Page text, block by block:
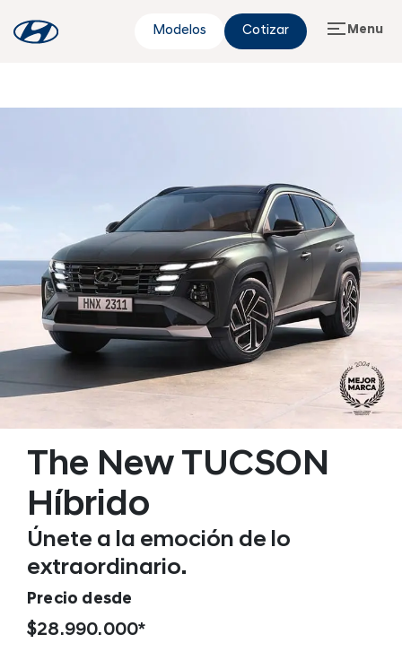
Modelos Cotizar Menu
The New TUCSON
Híbrido
Únete a la emoción de lo
extraordinario.
Precio desde
$28.990.000*